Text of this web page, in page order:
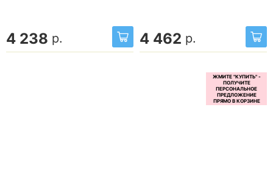
4 238 р. 4 462 р.